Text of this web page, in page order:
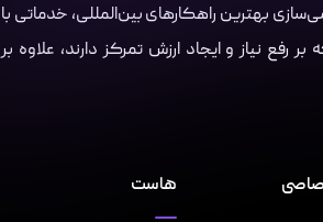
بهترین راهکارهای بین‌المللی، خدماتی با
نیاز و ایجاد ارزش تمرکز دارند، علاوه بر
هاست